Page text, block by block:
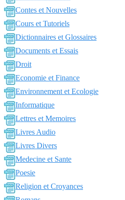
Contes et Nouvelles
Cours et Tutoriels
Dictionnaires et Glossaires
Documents et Essais
Droit
Economie et Finance
Environnement et Ecologie
Informatique
Lettres et Memoires
Livres Audio
Livres Divers
Medecine et Sante
Poesie
Religion et Croyances